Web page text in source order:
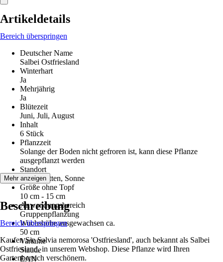
Artikeldetails
Bereich überspringen
Deutscher Name
Salbei Ostfriesland
Winterhart
Ja
Mehrjährig
Ja
Blütezeit
Juni, Juli, August
Inhalt
6 Stück
Pflanzzeit
Solange der Boden nicht gefroren ist, kann diese Pflanze
ausgepflanzt werden
Standort
Halbschatten, Sonne
Größe ohne Topf
10 cm - 15 cm
Anwendungsbereich
Gruppenpflanzung
Wuchshöhe ausgewachsen ca.
50 cm
Variante
Staude
EAN
Mehr anzeigen
Beschreibung
Bereich überspringen
Kaufen Sie Salvia nemorosa 'Ostfriesland', auch bekannt als Salbei
Ostfriesland, in unserem Webshop. Diese Pflanze wird Ihren
Gartenbereich verschönern.